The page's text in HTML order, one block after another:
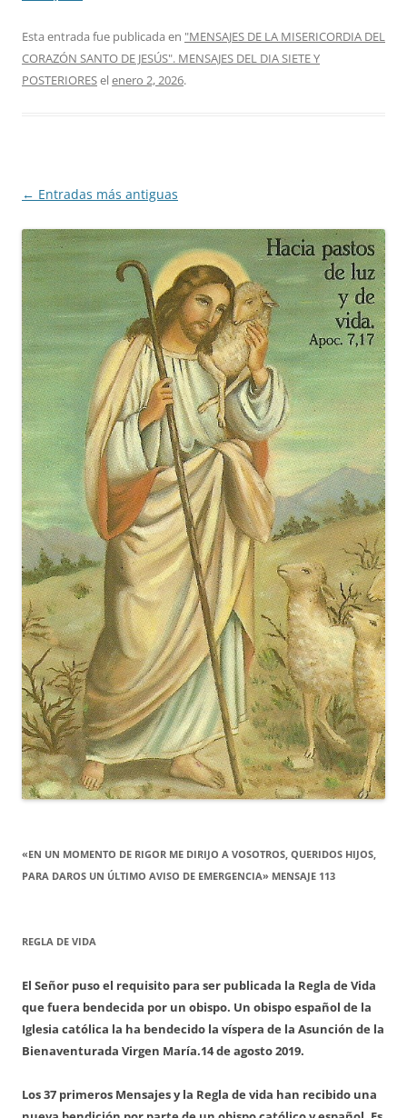
Esta entrada fue publicada en "MENSAJES DE LA MISERICORDIA DEL
CORAZÓN SANTO DE JESÚS". MENSAJES DEL DIA SIETE Y
POSTERIORESelenero 2, 2026.
Navegación
entradas
← Entradas más antiguas
«EN UN MOMENTO DE RIGOR ME DIRIJO A VOSOTROS, QUERIDOS HIJOS,
PARA DAROS UN ÚLTIMO AVISO DE EMERGENCIA» MENSAJE 113
REGLA DE VIDA
El Señor puso el requisito para ser publicada la Regla de Vida
que fuera bendecida por un obispo. Un obispo español de la
Iglesia católica la ha bendecido la víspera de la Asunción de la
Bienaventurada Virgen María.14 de agosto 2019.
Los 37 primeros Mensajes y la Regla de vida han recibido una